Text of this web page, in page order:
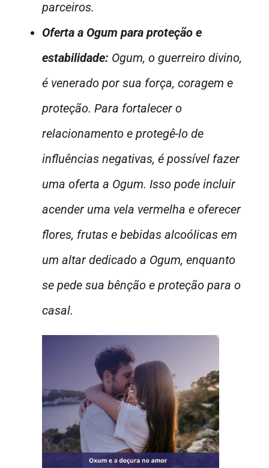
parceiros.
Oferta a Ogum para proteção e
estabilidade: Ogum, o guerreiro divino,
é venerado por sua força, coragem e
proteção. Para fortalecer o
relacionamento e protegê-lo de
influências negativas, é possível fazer
uma oferta a Ogum. Isso pode incluir
acender uma vela vermelha e oferecer
flores, frutas e bebidas alcoólicas em
um altar dedicado a Ogum, enquanto
se pede sua bênção e proteção para o
casal.